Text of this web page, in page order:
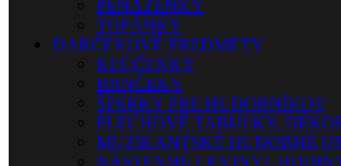
PEŇAŽENKY
TOPÁNKY
DARČEKOVÉ PREDMETY
KĽÚČENKY
HRNČEKY
ŠPERKY PRE HUDOBNÍKOV
PLECHOVÉ TABUĽKY,
MUZIKANTSKÉ HUDOBNÉ
NÁSTENNÉ LP VINYL